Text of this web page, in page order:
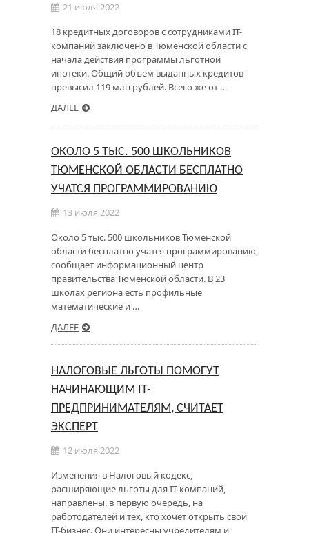
21 июля 2022
18 кредитных договоров с сотрудниками IT-
компаний заключено в Тюменской области с
начала действия программы льготной
ипотеки. Общий объем выданных кредитов
превысил 119 млн рублей. Всего же от …
ДАЛЕЕ
ОКОЛО 5 ТЫС. 500 ШКОЛЬНИКОВ
ТЮМЕНСКОЙ ОБЛАСТИ БЕСПЛАТНО
УЧАТСЯ ПРОГРАММИРОВАНИЮ
13 июля 2022
Около 5 тыс. 500 школьников Тюменской
области бесплатно учатся программированию,
сообщает информационный центр
правительства Тюменской области. В 23
школах региона есть профильные
математические и …
ДАЛЕЕ
НАЛОГОВЫЕ ЛЬГОТЫ ПОМОГУТ
НАЧИНАЮЩИМ IT-
ПРЕДПРИНИМАТЕЛЯМ, СЧИТАЕТ
ЭКСПЕРТ
12 июля 2022
Изменения в Налоговый кодекс,
расширяющие льготы для IТ-компаний,
направлены, в первую очередь, на
работодателей и тех, кто хочет открыть свой
IT-бизнес. Они интересны учредителям и